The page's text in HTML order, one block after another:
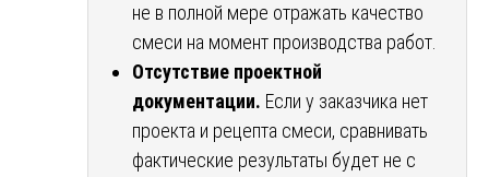
не в полной мере отражать качество
смеси на момент производства работ.
Отсутствие проектной
документации. Если у заказчика нет
проекта и рецепта смеси, сравнивать
фактические результаты будет не с